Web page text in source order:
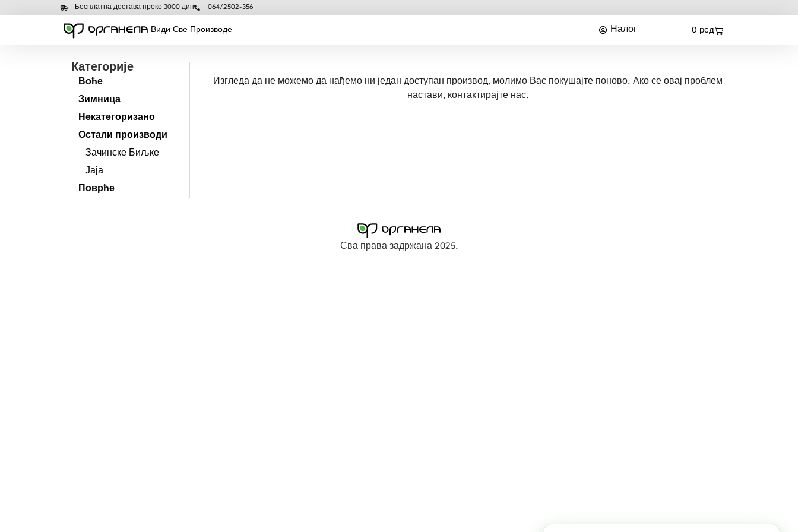
Бесплатна достава преко 3000 дин 064/2502-356
Види Све Производе Налог 0 рсд
Категорије
Воће
Зимница
Некатегоризано
Остали производи
Зачинске Биљке
Јаја
Поврће
Изгледа да не можемо да нађемо ни један доступан производ, молимо Вас покушајте поново. Ако се овај проблем
настави, контактирајте нас.
Сва права задржана 2025.